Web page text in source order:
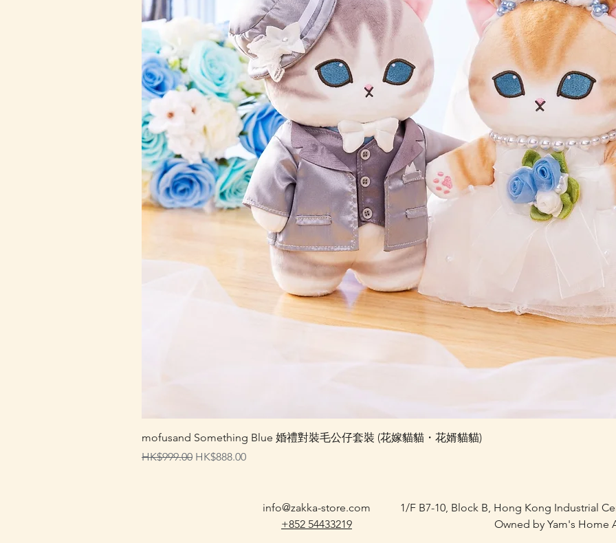
快速瀏覽
mofusand Something Blue 婚禮對裝毛公仔套裝 (花嫁貓貓・花婿貓貓)
一般價格
HK$999.00 促銷價格
HK$888.00
info@zakka-store.com
+852 54433219
1/F B7-10, Block B, Hong Kong Industrial
Owned by Yam's Home